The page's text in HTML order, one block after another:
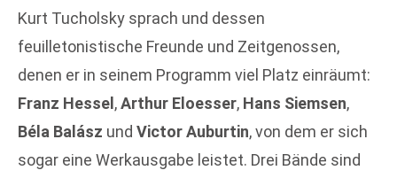
Kurt Tucholsky sprach und dessen
feuilletonistische Freunde und Zeitgenossen,
denen er in seinem Programm viel Platz einräumt:
Franz Hessel,Arthur Eloesser, Hans Siemsen,
Béla Balász und Victor Auburtin, von dem er sich
sogar eine Werkausgabe leistet. Drei Bände sind